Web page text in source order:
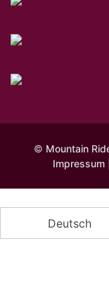
© Mountain
Impressum|
Deutsch